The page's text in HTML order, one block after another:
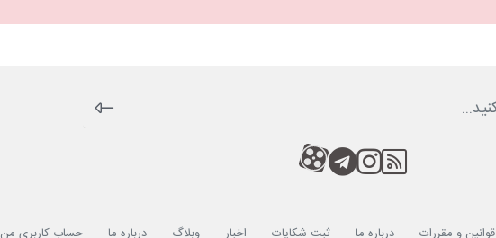
RSS
کانال آپارات
کانال تلگرام
کانال آپارات